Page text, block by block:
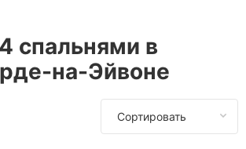
спальнями в
на-Эйвоне
Сортировать